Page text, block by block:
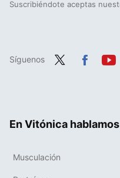
Suscribiéndote aceptas
Síguenos
En Vitónica
Musculación